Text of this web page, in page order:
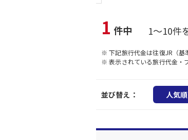
1 件中 1～10件
※ 下記旅行代金は往復JR（基
※ 表示されている旅行代金・
並び替え： 人気順